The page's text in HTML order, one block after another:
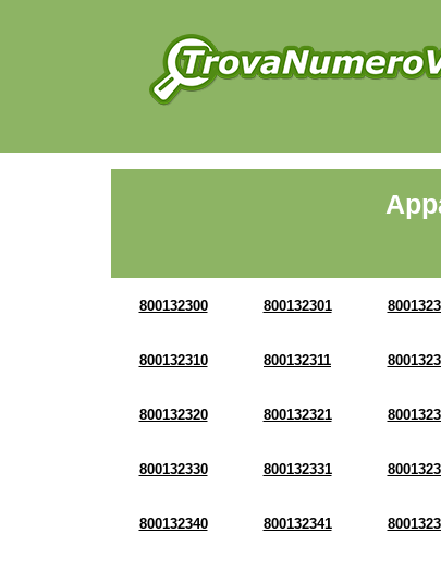
800132300 800132301
800132310 800132311
800132320 800132321
800132330 800132331
800132340 800132341